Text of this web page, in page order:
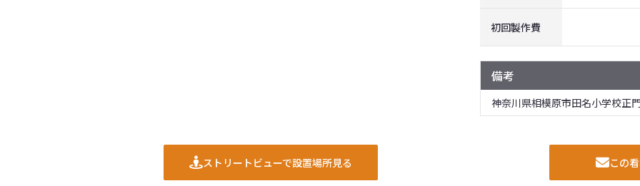
初回製作費
備考
神奈川県相模原市田名小学校正
ストリートビューで設置場所見る この